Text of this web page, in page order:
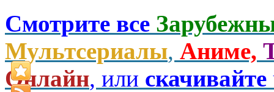
Смотрите все
Мультсериалы, Аниме,
Онлайн, или скачивайте